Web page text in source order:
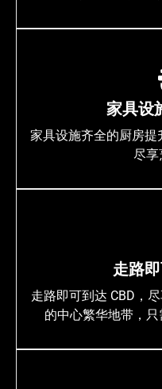
家具设
家具设施齐全的厨房
尽享
走路
走路即可到达 CBD，
的中心繁华地带，只